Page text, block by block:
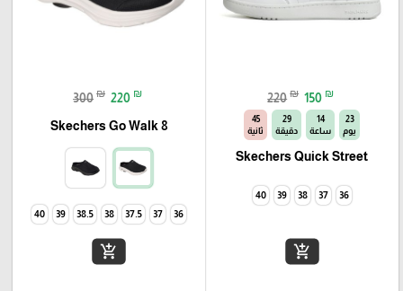
220 ₪ 150 ₪
23
يوم
14
ساعة
29
دقيقة
44
ثانية
Skechers Quick Street
36
37
38
39
40
add_shopping_cart
300 ₪ 220 ₪
Skechers Go Walk 8
36
37
37.5
38
38.5
39
40
add_shopping_cart